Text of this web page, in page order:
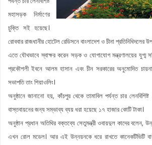
মহাসড়ক নির্মাণের
চুক্তি সই হয়েছে।
রোববার রাজধানীর হোটেল রেডিসনে বাংলাদেশ ও চীনা প্রতিনিধিদলের
এতে যৌথভাবে স্বাক্ষর করেন সড়ক ও যোগাযোগ মন্ত্রণালয়ের যুগ্ম
প্রকৌশলী ইবনে আলম হাসান এবং চীন সরকারের অনুমোদিত চায়না
সভাপতি তাং শিয়াওলিং।
অনুষ্ঠানে জানানো হয়, কাঁচপুর থেকে তামাবিল পর্যন্ত চার
বাস্তবায়নের জন্য সম্ভাব্য ব্যয় ধরা হয়েছে ১৭ হাজার কোটি টাকা।
অনুষ্ঠান প্রধান অতিথির বক্তব্যে সেতুমন্ত্রী ওবায়দুল কাদের বলেন,
এখন রোল মডেল। আর এই উন্নয়নকে ধরে রাখতে কানেকটিভিটি